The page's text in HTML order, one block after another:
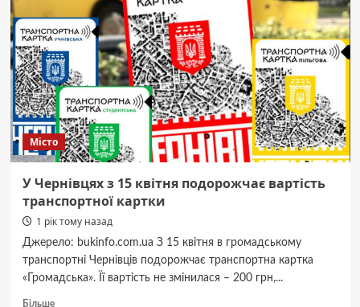
Днем
жалоби
за
жертвами
ракетного
удару
рашистів
по
Сумах
Місто
У Чернівцях з 15 квітня подорожчає вартість
транспортної картки
1 рік тому назад
Джерело: bukinfo.com.ua З 15 квітня в громадському
транспортні Чернівців подорожчає транспортна картка
«Громадська». Її вартість не змінилася – 200 грн,...
БільшеДокладніше